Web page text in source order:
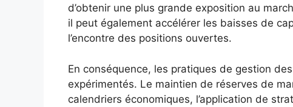
d’obtenir une plus grande exposition au
il peut également accélérer les baisses de
l’encontre des positions ouvertes.
En conséquence, les pratiques de gestion
expérimentés. Le maintien de réserves de
calendriers économiques, l’application de